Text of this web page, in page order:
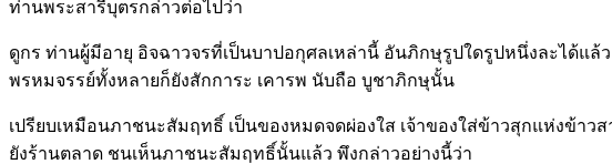
ท่านพระสารีบุตรกล่าวต่อไปว่า
ดูกร ท่านผู้มีอายุ อิจฉาวจรที่เป็นบาปอกุศลเหล่านี้ อันภิกษุรูปใดรูปหนึ่งละได้แ
พรหมจรรย์ทั้งหลายก็ยังสักการะ เคารพ นับถือ บูชาภิกษุนั้น
เปรียบเหมือนภาชนะสัมฤทธิ์ เป็นของหมดจดผ่องใส เจ้าของใส่ข้าวสุกแห่งข้า
ยังร้านตลาด ชนเห็นภาชนะสัมฤทธิ์นั้นแล้ว พึงกล่าวอย่างนี้ว่า